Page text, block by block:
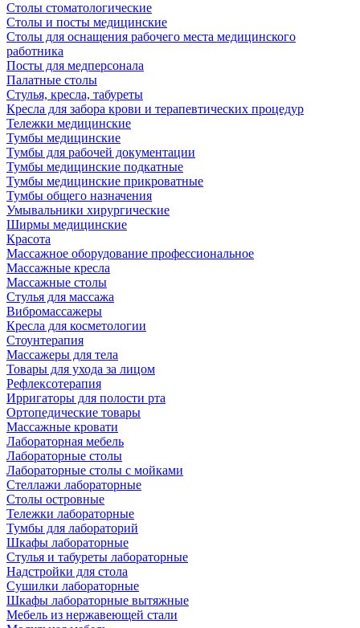
Столы стоматологические
Столы и посты медицинские
Столы для оснащения рабочего места медицинского
работника
Посты для медперсонала
Палатные столы
Стулья, кресла, табуреты
Кресла для забора крови и терапевтических процедур
Тележки медицинские
Тумбы медицинские
Тумбы для рабочей документации
Тумбы медицинские подкатные
Тумбы медицинские прикроватные
Тумбы общего назначения
Умывальники хирургические
Ширмы медицинские
Красота
Массажное оборудование профессиональное
Массажные кресла
Массажные столы
Стулья для массажа
Вибромассажеры
Кресла для косметологии
Стоунтерапия
Массажеры для тела
Товары для ухода за лицом
Рефлексотерапия
Ирригаторы для полости рта
Ортопедические товары
Массажные кровати
Лабораторная мебель
Лабораторные столы
Лабораторные столы с мойками
Стеллажи лабораторные
Столы островные
Тележки лабораторные
Тумбы для лабораторий
Шкафы лабораторные
Стулья и табуреты лабораторные
Надстройки для стола
Сушилки лабораторные
Шкафы лабораторные вытяжные
Мебель из нержавеющей стали